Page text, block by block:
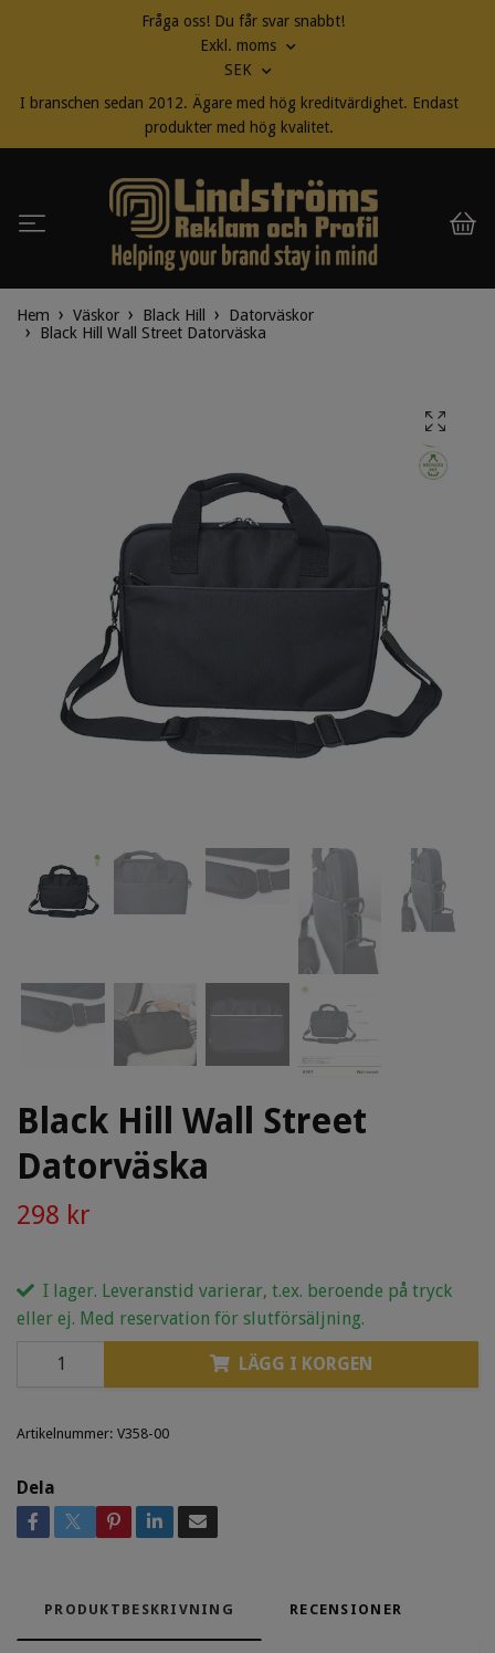
Fråga oss! Du får svar snabbt!
Exkl. moms
SEK
I branschen sedan 2012. Ägare med hög kreditvärdighet. Endast
produkter med hög kvalitet.
Hem Väskor Black Hill
Datorväskor
Black Hill Wall Street Datorväska
Black Hill Wall Street
Datorväska
298 kr
I lager. Leveranstid varierar, t.ex. beroende på tryck
eller ej. Med reservation för slutförsäljning.
LÄGG I KORGEN
Artikelnummer: V358-00
Dela
PRODUKTBESKRIVNING RECENSIONER